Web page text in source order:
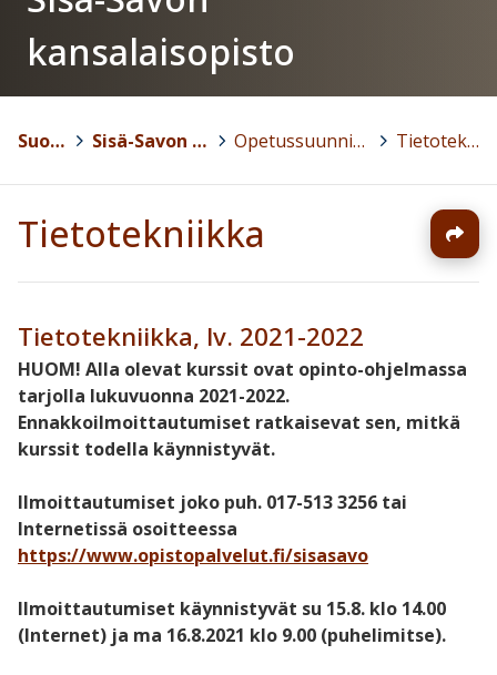
kansalaisopisto
Suonenjoki Sisä-Savon kansalaisopisto > Opetussuunnitelma ja oppiaineet Tietotekniikka
Tietotekniikka
Tietotekniikka, lv. 2021-2022
HUOM! Alla olevat kurssit ovat opinto-ohjelmassa
tarjolla lukuvuonna 2021-2022.
Ennakkoilmoittautumiset ratkaisevat sen, mitkä
kurssit todella käynnistyvät.
Ilmoittautumiset joko puh. 017-513 3256 tai
Internetissä osoitteessa
https://www.opistopalvelut.fi/sisasavo
Ilmoittautumiset käynnistyvät su 15.8. klo 14.00
(Internet) ja ma 16.8.2021 klo 9.00 (puhelimitse).